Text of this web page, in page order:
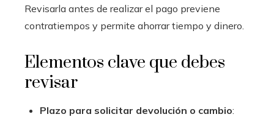
Revisarla antes de realizar el pago previene
contratiempos y permite ahorrar tiempo y dinero.
Elementos clave que debes
revisar
Plazo para solicitar devolución o cambio: